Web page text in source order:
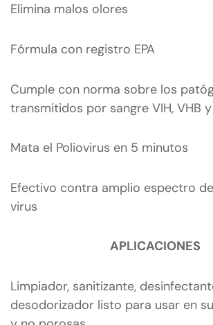
Elimina malos olores
Fórmula con registro EPA
Cumple con norma sobre los
transmitidos por sangre VIH, VHB
Mata el Poliovirus en 5 minutos
Efectivo contra amplio espectro
virus
APLICACIONES
Limpiador, sanitizante,
desodorizador listo para usar en